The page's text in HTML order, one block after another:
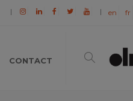
| | en fr
CONTACT